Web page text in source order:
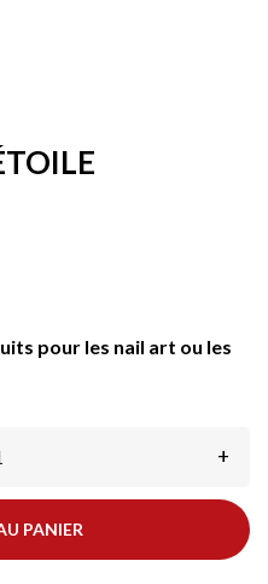
pour les nail art ou les
+
PANIER